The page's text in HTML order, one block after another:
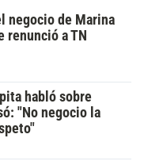
negocio de Marina
renunció a TN
habló sobre
"No negocio la